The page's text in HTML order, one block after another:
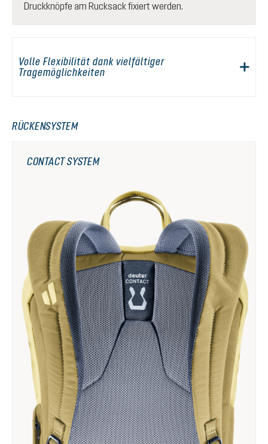
Druckknöpfe am Rucksack fixiert werden.
Volle Flexibilität dank vielfältiger
Tragemöglichkeiten
RÜCKENSYSTEM
CONTACT SYSTEM